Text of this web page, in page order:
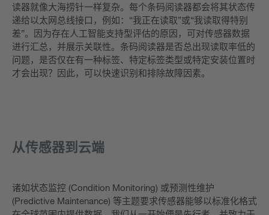
读器就像大海捞针一样复杂。每个条码阅读器都会将其状态传
递给以太网总线接口，例如：“我正在读取”或“我读取得特别
差”。因为存在人工智能支持型评估的原因，可对传感器数据
进行汇总，并展示关联性。条码阅读器是否总出现读取率低的
问题，是否仅在有一种标签、特定标签类型或特定安装位置时
才会出现？因此，可以快速识别和排除故障因素。
从传感器到云端
诸如状态监控 (Condition Monitoring) 或预测性维护
(Predictive Maintenance) 等主题要求传感器能够以标准化格式